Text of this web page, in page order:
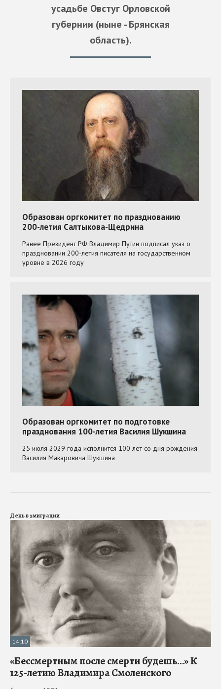
усадьбе Овстуг Орловской
губернии (ныне - Брянская
область ).
День в эмиграции
14:10
«Бессмертным после смерти будешь…» К
125-летию Владимира Смоленского